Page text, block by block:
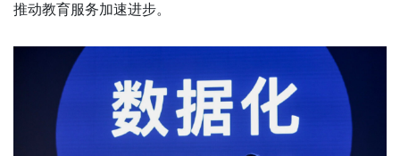
推动教育服务加速进步。